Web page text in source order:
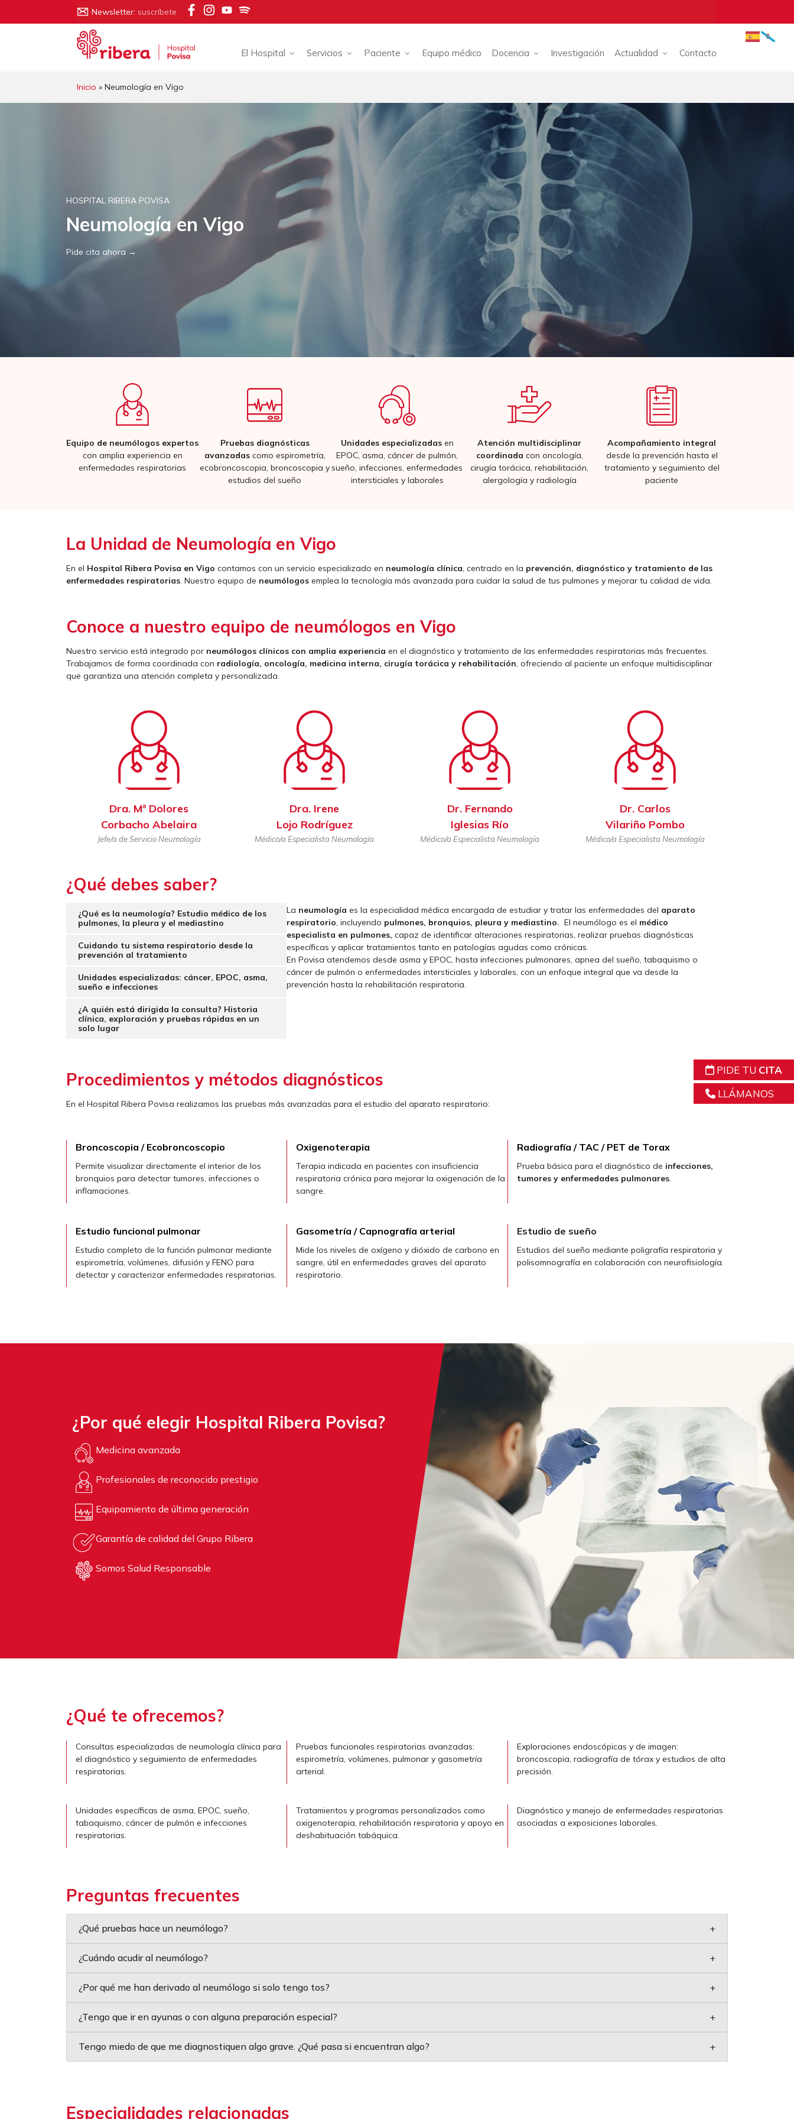
PIDE TU CITA
LLÁMANOS
El Hospital Servicios Paciente Equipo médico Docencia Investigación Actualidad Contacto
Inicio » Neumología en Vigo
HOSPITAL RIBERA POVISA
Neumología en Vigo
Pide cita ahora →
Equipo de neumólogos expertos
con amplia experiencia en
enfermedades respiratorias
Pruebas diagnósticas
avanzadascomo espirometría,
ecobroncoscopia, broncoscopia y
estudios del sueño
Unidades especializadasen
EPOC, asma, cáncer de pulmón,
sueño, infecciones, enfermedades
intersticiales y laborales
Atención multidisciplinar
coordinada con oncología,
cirugía torácica, rehabilitación,
alergología y radiología
Acompañamiento integral
desde la prevención hasta el
tratamiento y seguimiento del
paciente
La Unidad de Neumología en Vigo
En el Hospital Ribera Povisa en Vigo contamos con un servicio especializado en neumología clínica, centrado en la prevención, diagnóstico y tratamiento de las
enfermedades respiratorias. Nuestro equipo de neumólogos emplea la tecnología más avanzada para cuidar la salud de tus pulmones y mejorar tu calidad de vida.
Conoce a nuestro equipo de neumólogos en Vigo
Nuestro servicio está integrado por neumólogos clínicos con amplia experiencia en el diagnóstico y tratamiento de las enfermedades respiratorias más frecuentes.
Trabajamos de forma coordinada con radiología, oncología, medicina interna, cirugía torácica y rehabilitación, ofreciendo al paciente un enfoque multidisciplinar
que garantiza una atención completa y personalizada.
Dra. Mª Dolores
Corbacho Abelaira
Jefe/a de Servicio Neumología
Dra. Irene
Lojo Rodríguez
Médico/a Especialista Neumología
Dr. Fernando
Iglesias Río
Médico/a Especialista Neumología
Dr. Carlos
Vilariño Pombo
Médico/a Especialista Neumología
¿Qué debes saber?
¿Qué es la neumología? Estudio médico de los
pulmones, la pleura y el mediastino
La neumología es la especialidad médica encargada de estudiar y tratar las enfermedades del aparato
respiratorio, incluyendo pulmones, bronquios, pleura y mediastino. El neumólogo es el médico
especialista en pulmones, capaz de identificar alteraciones respiratorias, realizar pruebas diagnósticas
específicas y aplicar tratamientos tanto en patologías agudas como crónicas.
En Povisa atendemos desde asma y EPOC, hasta infecciones pulmonares, apnea del sueño, tabaquismo o
cáncer de pulmón o enfermedades intersticiales y laborales, con un enfoque integral que va desde la
prevención hasta la rehabilitación respiratoria.
Cuidando tu sistema respiratorio desde la
prevención al tratamiento
Unidades especializadas: cáncer, EPOC, asma,
sueño e infecciones
¿A quién está dirigida la consulta? Historia
clínica, exploración y pruebas rápidas en un
solo lugar
Procedimientos y métodos diagnósticos
En el Hospital Ribera Povisa realizamos las pruebas más avanzadas para el estudio del aparato respiratorio:
Broncoscopia / Ecobroncoscopio
Permite visualizar directamente el interior de los
bronquios para detectar tumores, infecciones o
inflamaciones.
Oxigenoterapia
Terapia indicada en pacientes con insuficiencia
respiratoria crónica para mejorar la oxigenación de la
sangre.
Radiografía / TAC / PET de Torax
Prueba básica para el diagnóstico de infecciones,
tumores y enfermedades pulmonares.
Estudio funcional pulmonar
Estudio completo de la función pulmonar mediante
espirometría, volúmenes, difusión y FENO para
detectar y caracterizar enfermedades respiratorias.
Gasometría / Capnografía arterial
Mide los niveles de oxígeno y dióxido de carbono en
sangre, útil en enfermedades graves del aparato
respiratorio.
Estudio de sueño
Estudios del sueño mediante poligrafía respiratoria y
polisomnografía en colaboración con neurofisiología.
¿Por qué elegir Hospital Ribera Povisa?
Medicina avanzada
Profesionales de reconocido prestigio
Equipamiento de última generación
Garantía de calidad del Grupo Ribera
Somos Salud Responsable
¿Qué te ofrecemos?
Consultas especializadas de neumología clínica para
el diagnóstico y seguimiento de enfermedades
respiratorias.
Pruebas funcionales respiratorias avanzadas:
espirometría, volúmenes, pulmonar y gasometría
arterial.
Exploraciones endoscópicas y de imagen:
broncoscopia, radiografía de tórax y estudios de alta
precisión.
Unidades específicas de asma, EPOC, sueño,
tabaquismo, cáncer de pulmón e infecciones
respiratorias.
Tratamientos y programas personalizados como
oxigenoterapia, rehabilitación respiratoria y apoyo en
deshabituación tabáquica.
Diagnóstico y manejo de enfermedades respiratorias
asociadas a exposiciones laborales.
Preguntas frecuentes
¿Qué pruebas hace un neumólogo? +
¿Cuándo acudir al neumólogo? +
¿Por qué me han derivado al neumólogo si solo tengo tos? +
¿Tengo que ir en ayunas o con alguna preparación especial? +
Tengo miedo de que me diagnostiquen algo grave. ¿Qué pasa si encuentran algo? +
Especialidades relacionadas
Newsletter: suscríbete